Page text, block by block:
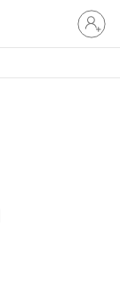
Zaloguj
się
do
konta